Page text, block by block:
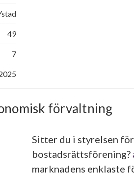
49
7
förvaltning
Sitter du i styrelsen
bostadsrättsförening?
marknadens enklaste